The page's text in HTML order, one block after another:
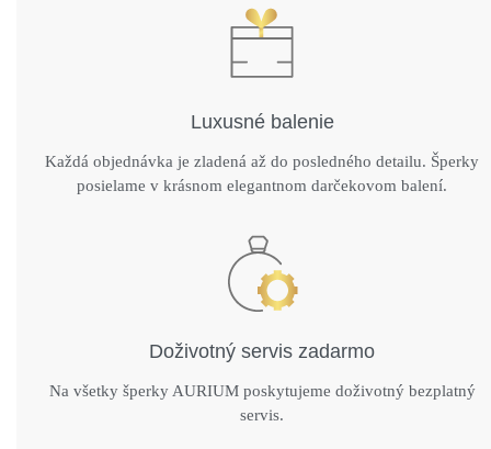
Luxusné balenie
Každá objednávka je zladená až do posledného detailu. Šperky
posielame v krásnom elegantnom darčekovom balení.
Doživotný servis zadarmo
Na všetky šperky AURIUM poskytujeme doživotný bezplatný
servis.